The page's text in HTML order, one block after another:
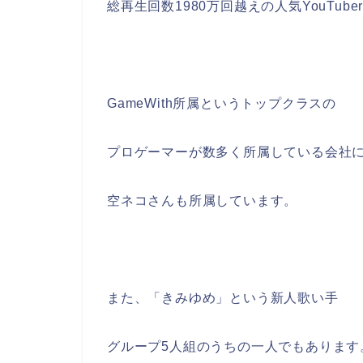
総再生回数1980万回越えの人気YouTuber
GameWith所属というトップクラスの
プロゲーマーが数多く所属している会社に
空ネコさんも所属しています。
また、「きみゆめ」という新人歌い手
グループ5人組のうちの一人でもあります